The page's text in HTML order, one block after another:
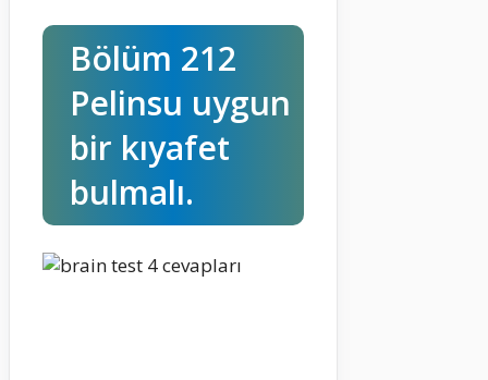
Bölüm 212
Pelinsu uygun
bir kıyafet
bulmalı.